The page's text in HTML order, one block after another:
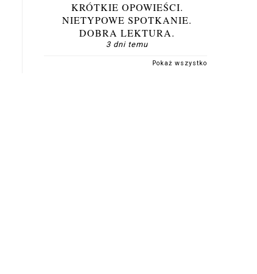
KRÓTKIE OPOWIEŚCI.
NIETYPOWE SPOTKANIE.
DOBRA LEKTURA.
3 dni temu
Pokaż wszystko